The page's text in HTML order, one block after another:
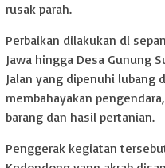
rusak parah.
Perbaikan dilakukan di
Jawa hingga Desa Gunung
Jalan yang dipenuhi lubang
membahayakan
barang dan hasil pertanian.
Penggerak kegiatan